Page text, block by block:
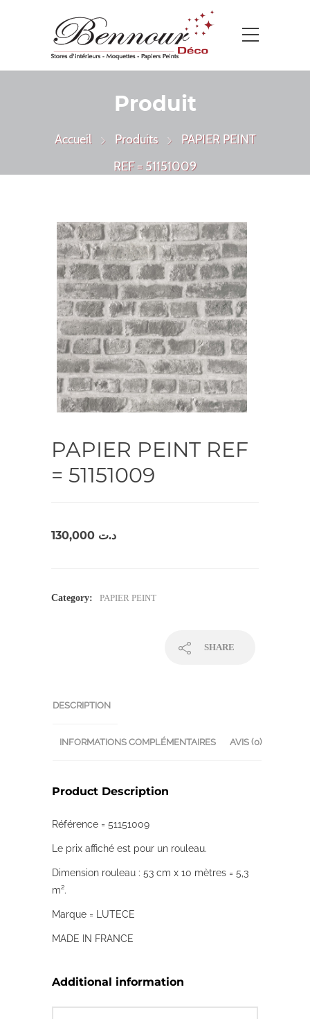
Produit
Accueil Produits
PAPIER PEINT
REF = 51151009
PAPIER PEINT REF
= 51151009
د.ت
Category: PAPIER PEINT
SHARE
DESCRIPTION
INFORMATIONS COMPLÉMENTAIRES AVIS (0)
Product Description
Référence = 51151009
Le prix affiché est pour un rouleau.
Dimension rouleau : 53 cm x 10 mètres = 5,3
m².
Marque = LUTECE
MADE IN FRANCE
Additional information